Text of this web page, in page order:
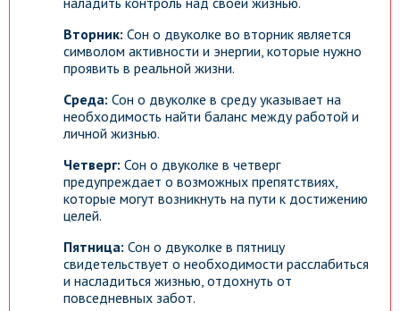
Вторник: Сон о двуколке во вторник является
символом активности и энергии, которые нужно
проявить в реальной жизни.
Среда: Сон о двуколке в среду указывает на
необходимость найти баланс между работой и
личной жизнью.
Четверг: Сон о двуколке в четверг
предупреждает о возможных препятствиях,
которые могут возникнуть на пути к достижению
целей.
Пятница: Сон о двуколке в пятницу
свидетельствует о необходимости расслабиться
и насладиться жизнью, отдохнуть от
повседневных забот.